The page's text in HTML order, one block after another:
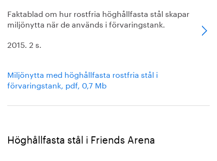
Faktablad om hur rostfria höghållfasta stål skapar
miljönytta när de används i förvaringstank.
2015. 2 s.
Miljönytta med höghållfasta rostfria stål i
förvaringstank, pdf, 0,7 Mb
Höghållfasta stål i Friends Arena